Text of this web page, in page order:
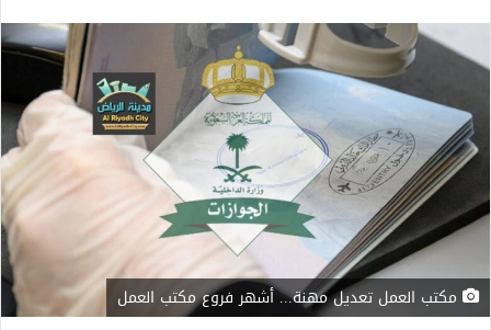
مكتب العمل تعديل مهنة... أشهر فروع مكتب العمل